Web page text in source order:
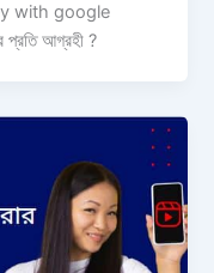
with google
আগ্রহী ?